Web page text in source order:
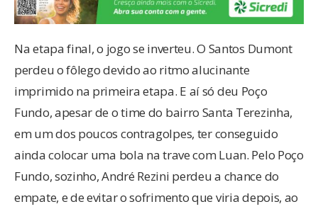
Na etapa final, o jogo se inverteu. O Santos Dumont
perdeu o fôlego devido ao ritmo alucinante
imprimido na primeira etapa. E aí só deu Poço
Fundo, apesar de o time do bairro Santa Terezinha,
em um dos poucos contragolpes, ter conseguido
ainda colocar uma bola na trave com Luan. Pelo Poço
Fundo, sozinho, André Rezini perdeu a chance do
empate, e de evitar o sofrimento que viria depois, ao